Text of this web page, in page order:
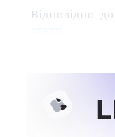
Відповідно до